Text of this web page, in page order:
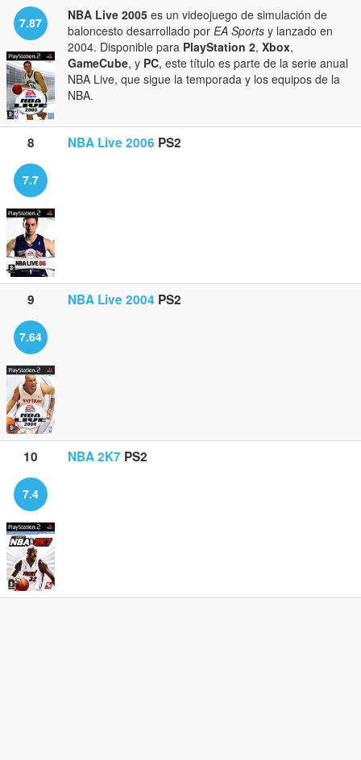
7.87 NBA Live 2005 es un videojuego de simulación de
baloncesto desarrollado por EA Sports y lanzado en
2004. Disponible para PlayStation 2, Xbox,
GameCube, y PC, este título es parte de la serie anual
NBA Live, que sigue la temporada y los equipos de la
NBA.
8 NBA Live 2006 PS2
7.7
9 NBA Live 2004 PS2
7.64
10 NBA 2K7 PS2
7.4